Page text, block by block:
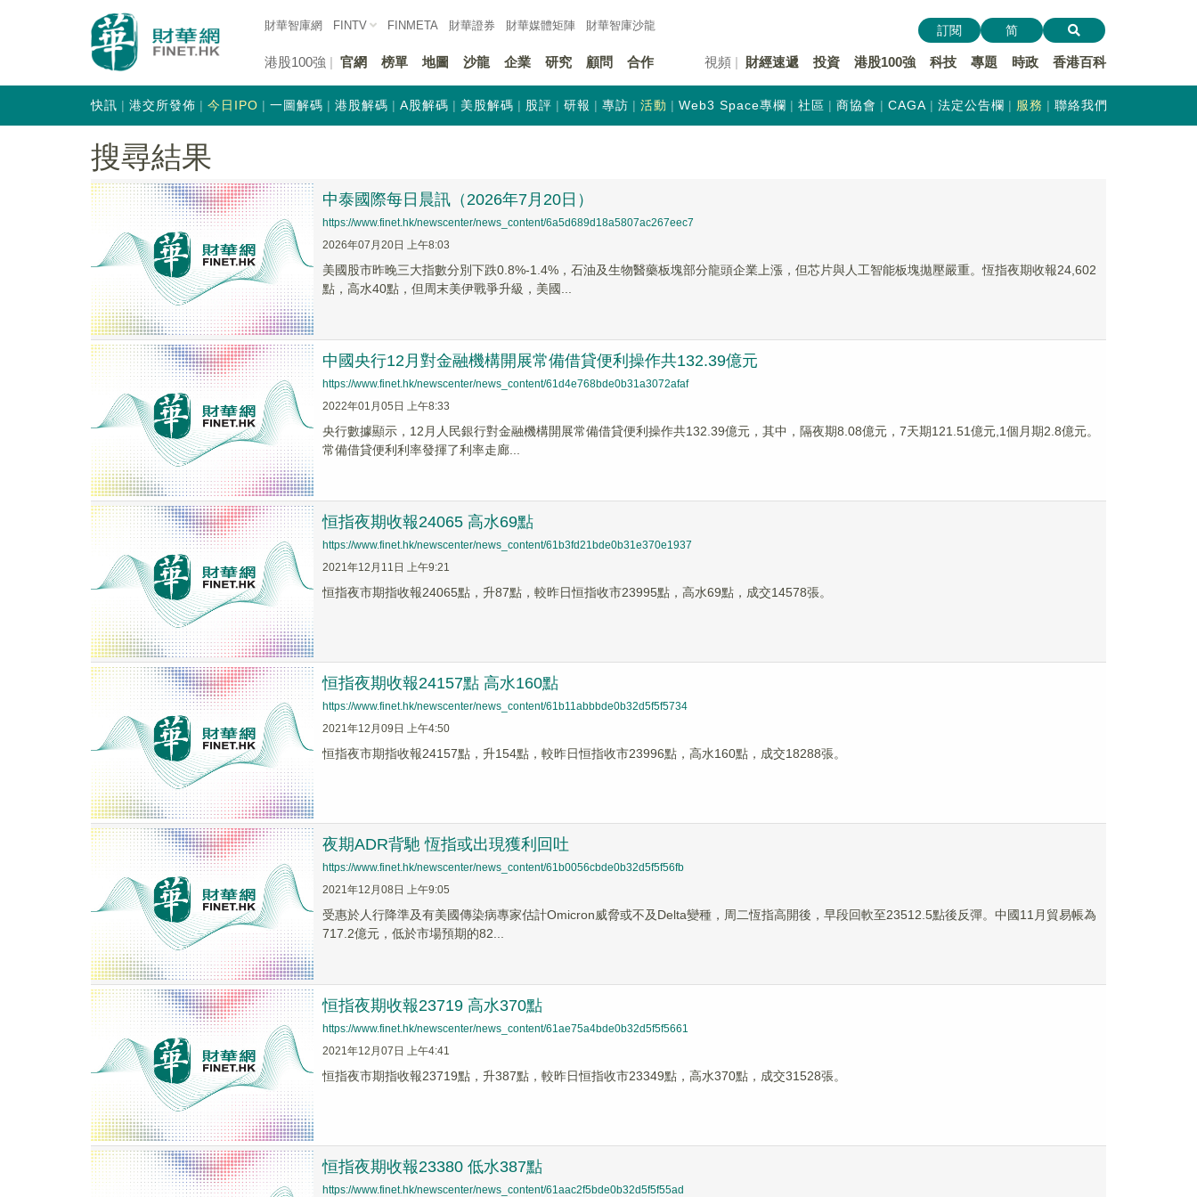
財華智庫網 FINTV FINMETA 財華證券 財華媒體矩陣 財華智庫沙龍
港股100強 官網 榜單 地圖 沙龍 企業 研究 顧問 合作 視頻 財經速遞 投資 港股100強 科技 專題 時政 香港百科
訂閱 简
快訊 港交所發佈 今日IPO 一圖解碼 港股解碼 A股解碼 美股解碼 股評 研報 專訪 活動 Web3 Space專欄 社區 商協會 CAGA 法定公告欄 服務 聯絡我們
搜尋結果
中泰國際每日晨訊（2026年7月20日）
https://www.finet.hk/newscenter/news_content/6a5d689d18a5807ac267eec7
2026年07月20日 上午8:03
美國股市昨晚三大指數分別下跌0.8%-1.4%，石油及生物醫藥板塊部分龍頭企業上漲，但芯片與人工智能板塊拋壓嚴重。恆指夜期收報24,602
點，高水40點，但周末美伊戰爭升級，美國...
中國央行12月對金融機構開展常備借貸便利操作共132.39億元
https://www.finet.hk/newscenter/news_content/61d4e768bde0b31a3072afaf
2022年01月05日 上午8:33
央行數據顯示，12月人民銀行對金融機構開展常備借貸便利操作共132.39億元，其中，隔夜期8.08億元，7天期121.51億元,1個月期2.8億元。
常備借貸便利利率發揮了利率走廊...
恒指夜期收報24065 高水69點
https://www.finet.hk/newscenter/news_content/61b3fd21bde0b31e370e1937
2021年12月11日 上午9:21
恒指夜市期指收報24065點，升87點，較昨日恒指收市23995點，高水69點，成交14578張。
恒指夜期收報24157點 高水160點
https://www.finet.hk/newscenter/news_content/61b11abbbde0b32d5f5f5734
2021年12月09日 上午4:50
恒指夜市期指收報24157點，升154點，較昨日恒指收市23996點，高水160點，成交18288張。
夜期ADR背馳 恆指或出現獲利回吐
https://www.finet.hk/newscenter/news_content/61b0056cbde0b32d5f5f56fb
2021年12月08日 上午9:05
受惠於人行降準及有美國傳染病專家估計Omicron威脅或不及Delta變種，周二恆指高開後，早段回軟至23512.5點後反彈。中國11月貿易帳為
717.2億元，低於市場預期的82...
恒指夜期收報23719 高水370點
https://www.finet.hk/newscenter/news_content/61ae75a4bde0b32d5f5f5661
2021年12月07日 上午4:41
恒指夜市期指收報23719點，升387點，較昨日恒指收市23349點，高水370點，成交31528張。
恒指夜期收報23380 低水387點
https://www.finet.hk/newscenter/news_content/61aac2f5bde0b32d5f5f55ad